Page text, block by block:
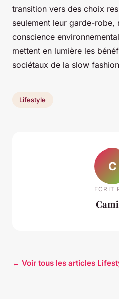
transition vers des choix
seulement leur garde-robe,
conscience
mettent en lumière les
sociétaux de la slow
Lifestyle
C
ECRIT
← Voir tous les articles